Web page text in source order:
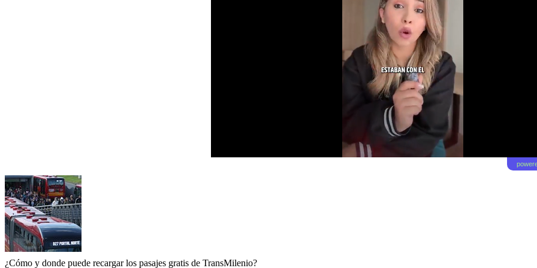
¿Cómo y donde puede recargar los pasajes gratis de TransMilenio?